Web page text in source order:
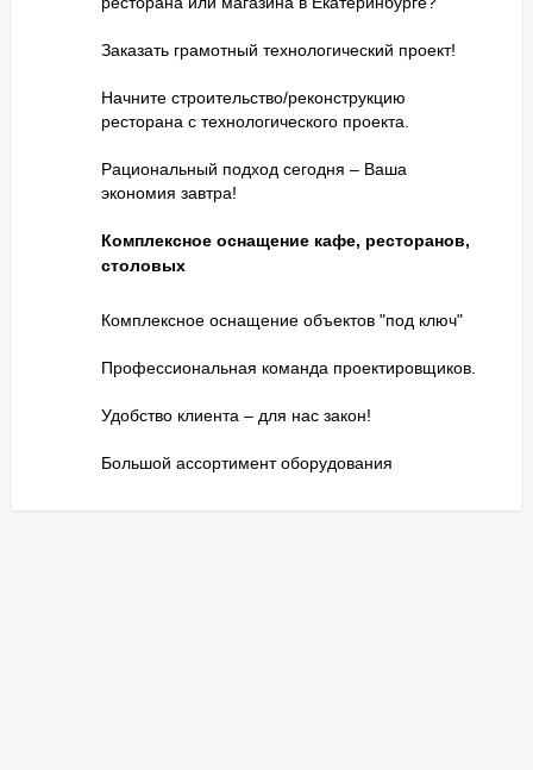
Заказать грамотный технологический проект!
Начните строительство/реконструкцию
ресторана с технологического проекта.
Рациональный подход сегодня – Ваша
экономия завтра!
Комплексное оснащение кафе, ресторанов,
столовых
Комплексное оснащение объектов "под ключ"
Профессиональная команда проектировщиков.
Удобство клиента – для нас закон!
Большой ассортимент оборудования